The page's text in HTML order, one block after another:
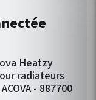
Heatzy
radiateurs
- 887700